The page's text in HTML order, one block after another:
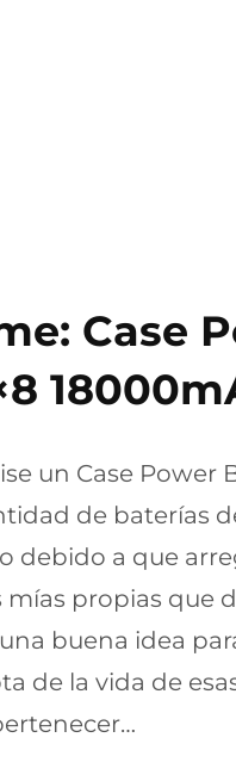
Case
un Case Power
de baterías
debido a que
mías propias que
buena idea
de la vida de